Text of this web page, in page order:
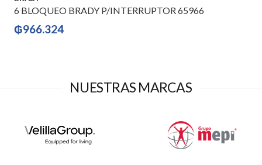
6 BLOQUEO BRADY P/INTERRUPTOR 65966
₲966.324
NUESTRAS MARCAS